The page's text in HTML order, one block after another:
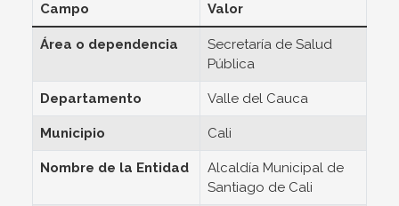
Campo Valor
Área o dependencia
Secretaría de Salud
Pública
Departamento Valle del Cauca
Municipio Cali
Nombre de la Entidad
Alcaldía Municipal de
Santiago de Cali